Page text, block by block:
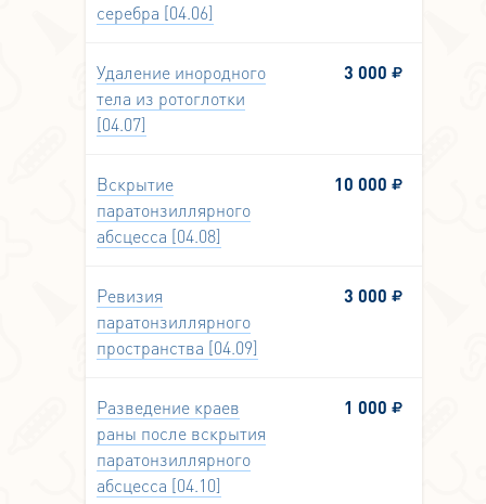
серебра [04.06]
Удаление инородного
тела из ротоглотки
[04.07]
3 000
Вскрытие
паратонзиллярного
абсцесса [04.08]
10 000
Ревизия
паратонзиллярного
пространства [04.09]
3 000
Разведение краев
раны после вскрытия
паратонзиллярного
абсцесса [04.10]
1 000